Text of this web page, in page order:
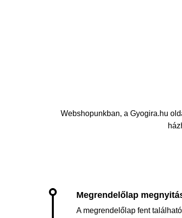
Webshopunkban, a Gyogira.hu
A megrendelőlap fent